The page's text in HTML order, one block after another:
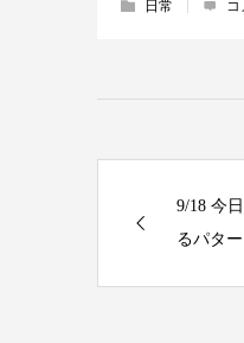
日常 コ
9/18 今
るパタ